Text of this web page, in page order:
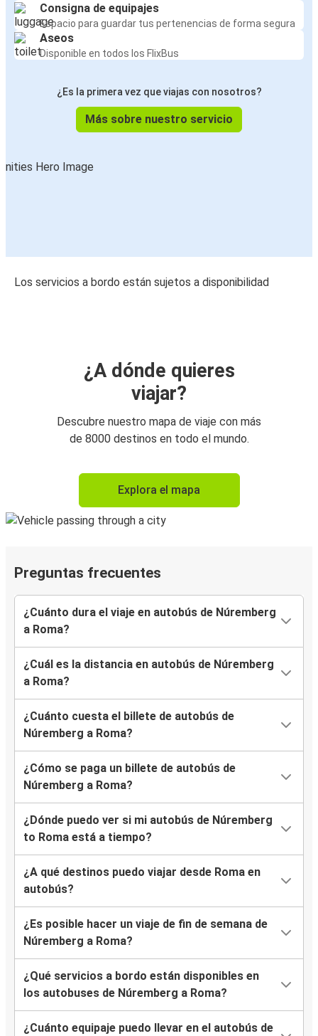
Consigna de equipajes
Espacio para guardar tus pertenencias de forma segura
Aseos
Disponible en todos los FlixBus
¿Es la primera vez que viajas con nosotros?
Más sobre nuestro servicio
Los servicios a bordo están sujetos a disponibilidad
¿A dónde quieres
viajar?
Descubre nuestro mapa de viaje con más
de 8000 destinos en todo el mundo.
Explora el mapa
Preguntas frecuentes
¿Cuánto dura el viaje en autobús de Núremberg
a Roma?
¿Cuál es la distancia en autobús de Núremberg
a Roma?
¿Cuánto cuesta el billete de autobús de
Núremberg a Roma?
¿Cómo se paga un billete de autobús de
Núremberg a Roma?
¿Dónde puedo ver si mi autobús de Núremberg
to Roma está a tiempo?
¿A qué destinos puedo viajar desde Roma en
autobús?
¿Es posible hacer un viaje de fin de semana de
Núremberg a Roma?
¿Qué servicios a bordo están disponibles en
los autobuses de Núremberg a Roma?
¿Cuánto equipaje puedo llevar en el autobús de